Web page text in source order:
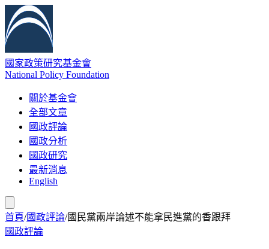
國家政策研究基金會
National Policy Foundation
關於基金會
全部文章
國政評論
國政分析
國政研究
最新消息
English
首頁/國政評論/國民黨兩岸論述不能拿民進黨的香跟拜
國政評論